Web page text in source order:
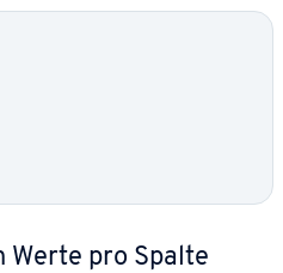
Werte pro Spalte